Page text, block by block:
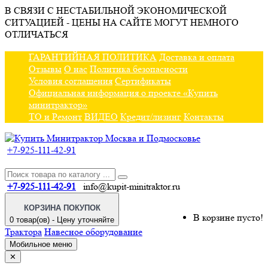
В СВЯЗИ С НЕСТАБИЛЬНОЙ ЭКОНОМИЧЕСКОЙ
СИТУАЦИЕЙ - ЦЕНЫ НА САЙТЕ МОГУТ НЕМНОГО
ОТЛИЧАТЬСЯ
ГАРАНТИЙНАЯ ПОЛИТИКА Доставка и оплата
Отзывы О нас Политика безопасности
Условия соглашения Сертификаты
Официальная информация о проекте «Купить
минитрактор»
ТО и Ремонт ВИДЕО Кредит/лизинг Контакты
+7-925-111-42-91
+7-925-111-42-91 info@kupit-minitraktor.ru
КОРЗИНА ПОКУПОК
0 товар(ов) - Цену уточняйте
В корзине пусто!
Трактора Навесное оборудование
Мобильное меню
✕